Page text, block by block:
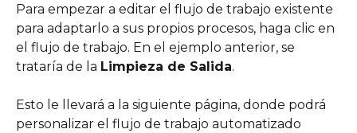
Para empezar a editar el flujo de trabajo existente
para adaptarlo a sus propios procesos, haga clic en
el flujo de trabajo. En el ejemplo anterior, se
trataría de la Limpieza de Salida.
Esto le llevará a la siguiente página, donde podrá
personalizar el flujo de trabajo automatizado